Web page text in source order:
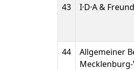
43 I·D·A &
44
Allgemeiner